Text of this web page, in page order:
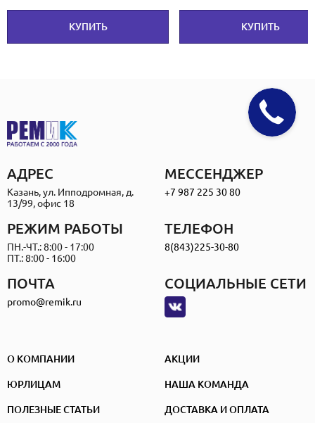
КУПИТЬ КУПИТЬ
АДРЕС
Казань, ул. Ипподромная, д.
13/99, офис 18
МЕССЕНДЖЕР
+7 987 225 30 80
ПОЧТА
promo@remik.ru
РЕЖИМ РАБОТЫ
ПН.-ЧТ.: 8:00 - 17:00
ПТ.: 8:00 - 16:00
ТЕЛЕФОН
8(843)225-30-80
СОЦИАЛЬНЫЕ СЕТИ
О КОМПАНИИ АКЦИИ
ЮРЛИЦАМ НАША КОМАНДА
ПОЛЕЗНЫЕ СТАТЬИ ДОСТАВКА И ОПЛАТА